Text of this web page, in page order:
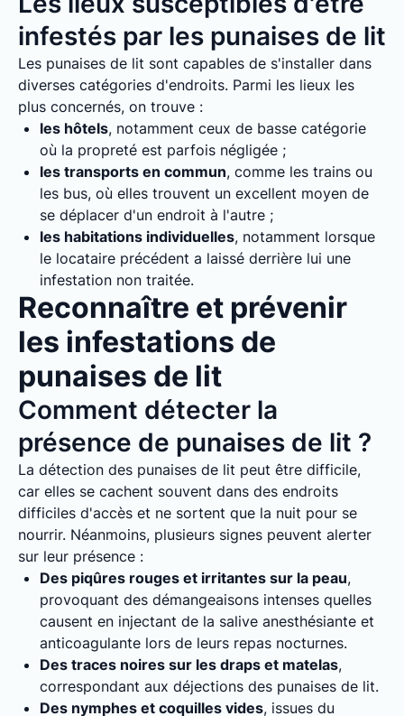
infestés par les punaises de lit
Les punaises de lit sont capables de s'installer dans
diverses catégories d'endroits. Parmi les lieux les
plus concernés, on trouve :
les hôtels, notamment ceux de basse catégorie
où la propreté est parfois négligée ;
les transports en commun, comme les trains ou
les bus, où elles trouvent un excellent moyen de
se déplacer d'un endroit à l'autre ;
les habitations individuelles, notamment lorsque
le locataire précédent a laissé derrière lui une
infestation non traitée.
Reconnaître et prévenir
les infestations de
punaises de lit
Comment détecter la
présence de punaises de lit ?
La détection des punaises de lit peut être difficile,
car elles se cachent souvent dans des endroits
difficiles d'accès et ne sortent que la nuit pour se
nourrir. Néanmoins, plusieurs signes peuvent alerter
sur leur présence :
Des piqûres rouges et irritantes sur la peau,
provoquant des démangeaisons intenses quelles
causent en injectant de la salive anesthésiante et
anticoagulante lors de leurs repas nocturnes.
Des traces noires sur les draps et matelas,
correspondant aux déjections des punaises de lit.
Des nymphes et coquilles vides, issues du